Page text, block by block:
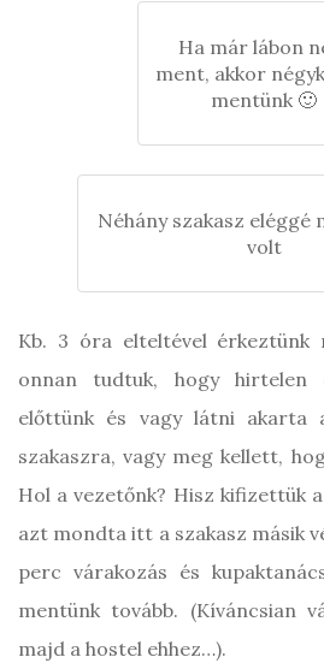
Ha már lábon
ment, akkor
mentünk 🙂
Néhány szakasz eléggé
volt
Kb. 3 óra elteltével érkeztünk
onnan tudtuk, hogy hirtelen
előttünk és vagy látni akarta
szakaszra, vagy meg kellett,
Hol a vezetőnk? Hisz kifizettük
azt mondta itt a szakasz másik
perc várakozás és
mentünk tovább. (Kíváncsian
majd a hostel ehhez…).